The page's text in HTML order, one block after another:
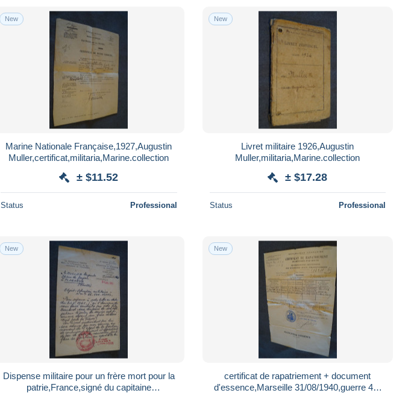
New
Marine Nationale Française,1927,Augustin
Muller,certificat,militaria,Marine.collection
± $11.52
Status Professional
New
Livret militaire 1926,Augustin
Muller,militaria,Marine.collection
± $17.28
Status Professional
New
Dispense militaire pour un frère mort pour la
patrie,France,signé du capitaine
New
certificat de rapatriement + document
d'essence,Marseille 31/08/1940,guerre 40-